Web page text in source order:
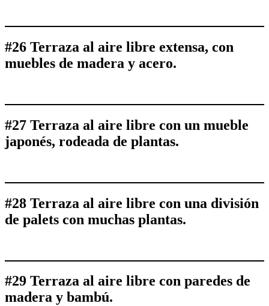
#26 Terraza al aire libre extensa, con
muebles de madera y acero.
#27 Terraza al aire libre con un mueble
japonés, rodeada de plantas.
#28 Terraza al aire libre con una división
de palets con muchas plantas.
#29 Terraza al aire libre con paredes de
madera y bambú.